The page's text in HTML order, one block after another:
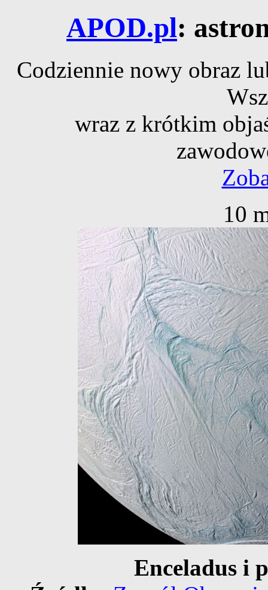
APOD.pl:
Codziennie nowy obraz
wraz z krótkim
10
Enceladus i